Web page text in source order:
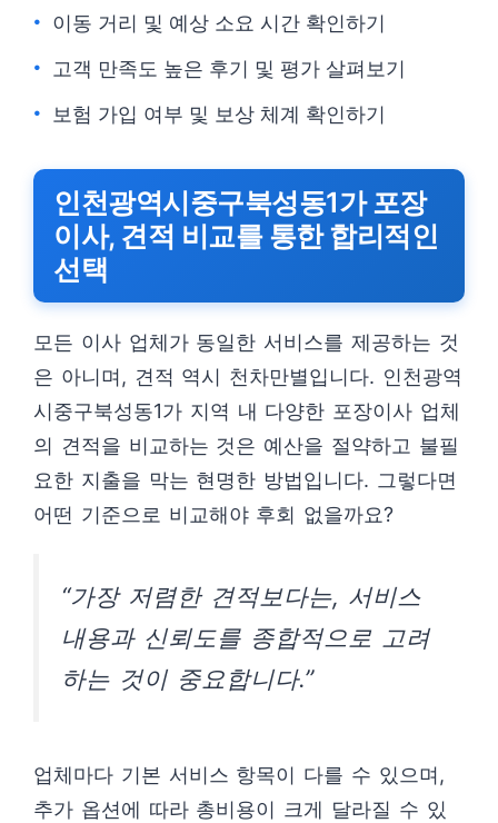
이동 거리 및 예상 소요 시간 확인하기
고객 만족도 높은 후기 및 평가 살펴보기
보험 가입 여부 및 보상 체계 확인하기
인천광역시중구북성동1가 포장
이사, 견적 비교를 통한 합리적인
선택
모든 이사 업체가 동일한 서비스를 제공하는 것
은 아니며, 견적 역시 천차만별입니다. 인천광역
시중구북성동1가 지역 내 다양한 포장이사 업체
의 견적을 비교하는 것은 예산을 절약하고 불필
요한 지출을 막는 현명한 방법입니다. 그렇다면
어떤 기준으로 비교해야 후회 없을까요?
“가장 저렴한 견적보다는, 서비스
내용과 신뢰도를 종합적으로 고려
하는 것이 중요합니다.”
업체마다 기본 서비스 항목이 다를 수 있으며,
추가 옵션에 따라 총비용이 크게 달라질 수 있